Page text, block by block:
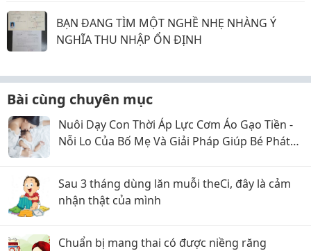
BẠN ĐANG TÌM MỘT NGHỀ NHẸ NHÀNG Ý
NGHĨA THU NHẬP ỔN ĐỊNH
Bài cùng chuyên mục
Nuôi Dạy Con Thời Áp Lực Cơm Áo Gạo Tiền -
Nỗi Lo Của Bố Mẹ Và Giải Pháp Giúp Bé Phát
Sau 3 tháng dùng lăn muỗi theCi, đây là cảm
nhận thật của mình
Chuẩn bị mang thai có được niềng răng